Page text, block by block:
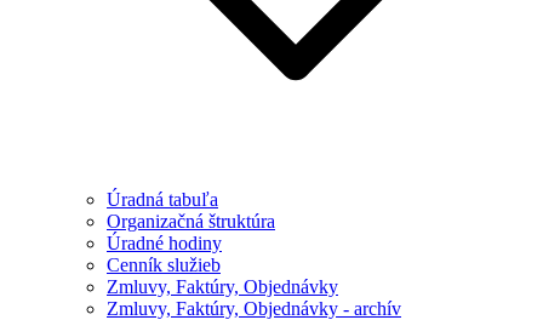
Úradná tabuľa
Organizačná štruktúra
Úradné hodiny
Cenník služieb
Zmluvy, Faktúry, Objednávky
Zmluvy, Faktúry, Objednávky - archív